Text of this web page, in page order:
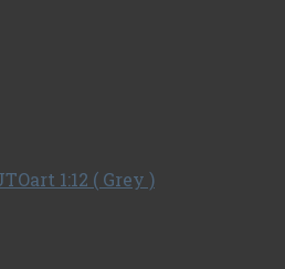
1:12 ( Grey )